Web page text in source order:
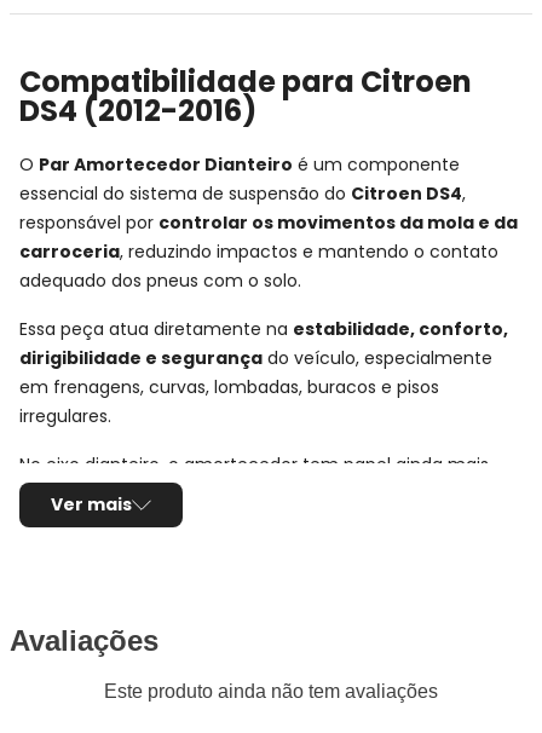
Compatibilidade para Citroen
DS4 (2012-2016)
O Par Amortecedor Dianteiro é um componente
essencial do sistema de suspensão do Citroen DS4,
responsável por controlar os movimentos da mola e da
carroceria, reduzindo impactos e mantendo o contato
adequado dos pneus com o solo.
Essa peça atua diretamente na estabilidade, conforto,
dirigibilidade e segurança do veículo, especialmente
em frenagens, curvas, lombadas, buracos e pisos
irregulares.
No eixo dianteiro, o amortecedor tem papel ainda mais
importante no comportamento do carro, pois ajuda a
controlar a oscilação da frente do veículo e contribui para
Ficha Técnica e Especificações:
Par Amortecedor Dianteiro
Monroe
Ver mais
Avaliações
Este produto ainda não tem avaliações